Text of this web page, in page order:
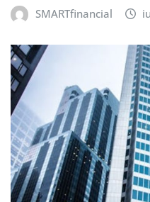
SMARTfinancial